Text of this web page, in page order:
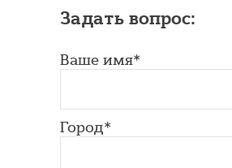
Задать вопрос:
Ваше имя*
Город*